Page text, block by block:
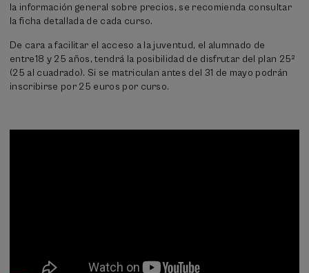
la información general sobre precios, se recomienda consultar
la ficha detallada de cada curso.
De cara a facilitar el acceso a la juventud, el alumnado de
entre18 y 25 años, tendrá la posibilidad de disfrutar del plan 25²
(25 al cuadrado). Si se matriculan antes del 31 de mayo podrán
inscribirse por 25 euros por curso.